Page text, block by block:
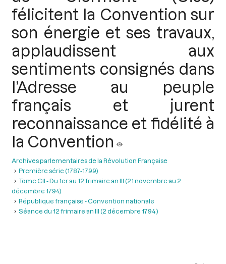
félicitent la Convention sur
son énergie et ses travaux,
applaudissent aux
sentiments consignés dans
l’Adresse au peuple
français et jurent
reconnaissance et fidélité à
la Convention
Archives parlementaires de la Révolution Française
Première série (1787-1799)
Tome CII - Du 1er au 12 frimaire an III (21 novembre au 2
décembre 1794)
République française - Convention nationale
Séance du 12 frimaire an III (2 décembre 1794 )